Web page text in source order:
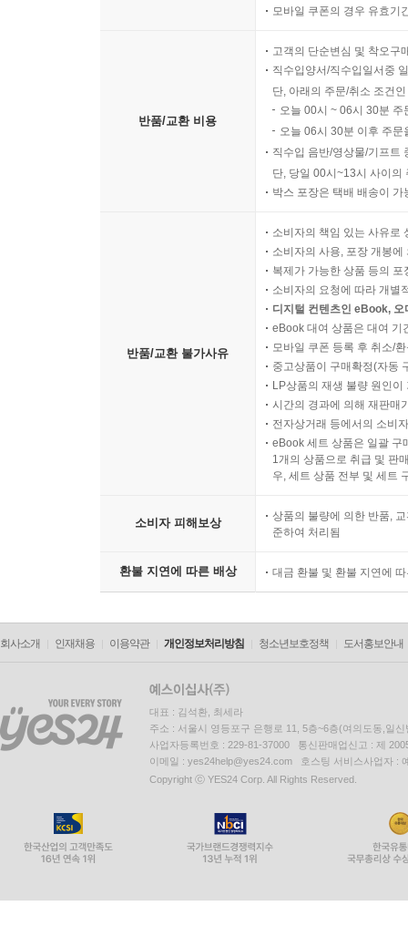
모바일 쿠폰의 경우 유효기
반품/교환 비용
고객의 단순변심 및 착오구
직수입양서/직수입일서중
단, 아래의 주문/취소 조건
오늘 00시 ~ 06시 30분
오늘 06시 30분 이후 주
직수입 음반/영상물/기프트
단, 당일 00시~13시 사이의
박스 포장은 택배 배송이
반품/교환 불가사유
소비자의 책임 있는 사유로
소비자의 사용, 포장 개봉
복제가 가능한 상품 등의
소비자의 요청에 따라 개별
디지털 컨텐츠인 eBook,
eBook 대여 상품은 대여 기
모바일 쿠폰 등록 후 취소/
중고상품이 구매확정(자동
LP상품의 재생 불량 원인
시간의 경과에 의해 재판매
전자상거래 등에서의 소비
eBook 세트 상품은 일괄 구
1개의 상품으로 취급 및 판
우, 세트 상품 전부 및 세트
소비자 피해보상
상품의 불량에 의한 반품,
준하여 처리됨
환불 지연에 따른 배상 대금 환불 및 환불 지연에
회사소개 인재채용 이용약관 개인정보처리방침 청소년보호정책 도서홍보안내
대표 : 김석환, 최세라
주소 : 서울시 영등포구 은행로 11, 5층~6층(여의도동,일신
사업자등록번호 : 229-81-37000 통신판매업신고 : 제
이메일 : yes24help@yes24.com 호스팅 서비스사업자 :
Copyright ⓒ YES24 Corp. All Rights Reserved.